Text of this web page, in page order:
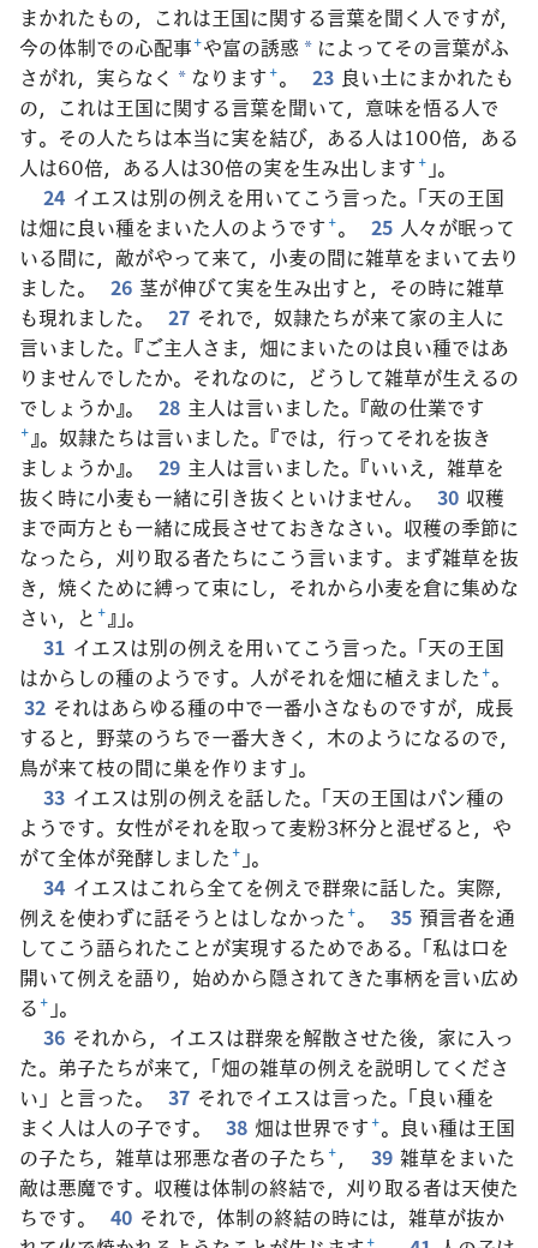
まかれたもの，これは王国に関する言葉を聞く人ですが，
今の体制での心配事+や富の誘惑 * によってその言葉がふ
さがれ，実らなく * なります+。 23 良い土にまかれたも
の，これは王国に関する言葉を聞いて，意味を悟る人で
す。その人たちは本当に実を結び，ある人は100倍，ある
人は60倍，ある人は30倍の実を生み出します+ 」。
24 イエスは別の例えを用いてこう言った。「天の王国
は畑に良い種をまいた人のようです+。 25 人々が眠って
いる間に，敵がやって来て，小麦の間に雑草をまいて去り
ました。
26 茎が伸びて実を生み出すと，その時に雑草
も現れました。
27 それで，奴隷たちが来て家の主人に
言いました。『ご主人さま，畑にまいたのは良い種ではあ
りませんでしたか。それなのに，どうして雑草が生えるの
でしょうか』。
28 主人は言いました。『敵の仕業です
+』。奴隷たちは言いました。『では，行ってそれを抜き
ましょうか』。
29 主人は言いました。『いいえ，雑草を
抜く時に小麦も一緒に引き抜くといけません。
30 収穫
まで両方とも一緒に成長させておきなさい。収穫の季節に
なったら，刈り取る者たちにこう言います。まず雑草を抜
き，焼くために縛って束にし，それから小麦を倉に集めな
さい，と +』」。
31 イエスは別の例えを用いてこう言った。「天の王国
はからしの種のようです。人がそれを畑に植えました+。
32 それはあらゆる種の中で一番小さなものですが，成長
すると，野菜のうちで一番大きく，木のようになるので，
鳥が来て枝の間に巣を作ります」。
33 イエスは別の例えを話した。「天の王国はパン種の
ようです。女性がそれを取って麦粉3杯分と混ぜると，や
がて全体が発酵しました+ 」。
34 イエスはこれら全てを例えで群衆に話した。実際，
例えを使わずに話そうとはしなかった+。 35 預言者を通
してこう語られたことが実現するためである。「私は口を
開いて例えを語り，始めから隠されてきた事柄を言い広め
る+ 」。
36 それから，イエスは群衆を解散させた後，家に入っ
た。弟子たちが来て，「畑の雑草の例えを説明してくださ
い」と言った。
37 それでイエスは言った。「良い種を
まく人は人の子です。
38 畑は世界です+。良い種は王国
の子たち，雑草は邪悪な者の子たち+， 39 雑草をまいた
敵は悪魔です。収穫は体制の終結で，刈り取る者は天使た
ちです。
40 それで，体制の終結の時には，雑草が抜か